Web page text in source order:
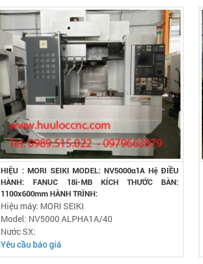
HIỆU : MORI SEIKI MODEL: NV5000α1A Hệ ĐIỀU
HÀNH: FANUC 18i-MB KÍCH THƯỚC BÀN:
1100x600mm HÀNH TRÌNH:
Hiệu máy: MORI SEIKI
Model: NV5000 ALPHA1A/40
Nước SX:
Yêu cầu báo giá